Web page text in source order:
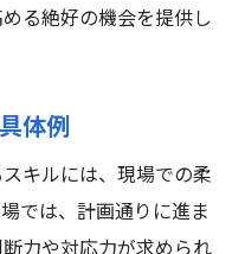
る絶好の機会を提供し
体例
キルには、現場での柔
では、計画通りに進ま